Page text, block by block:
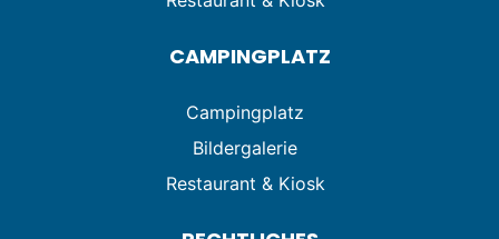
CAMPINGPLATZ
Campingplatz
Bildergalerie
Restaurant & Kiosk